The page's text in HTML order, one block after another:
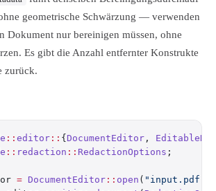
geometrische Schwärzung — verwenden
Dokument nur bereinigen müssen, ohne
Es gibt die Anzahl entfernter Konstrukte
zurück.
:: editor :: { DocumentEditor ,
:: redaction :: RedactionOptions ;
= DocumentEditor :: open ( "input.pdf"